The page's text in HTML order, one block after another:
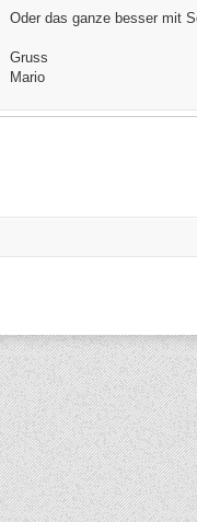
Oder das ganze besser mit
Gruss
Mario